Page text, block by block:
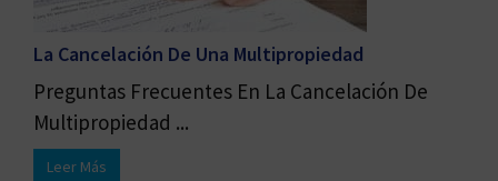
La Cancelación De Una Multipropiedad
Preguntas Frecuentes En La Cancelación De
Multipropiedad ...
Leer Más